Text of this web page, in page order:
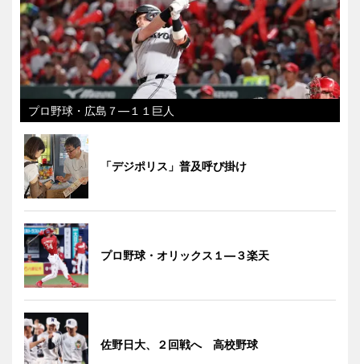
プロ野球・広島７―１１巨人
「デジポリス」普及呼び掛け
プロ野球・オリックス１―３楽天
佐野日大、２回戦へ 高校野球